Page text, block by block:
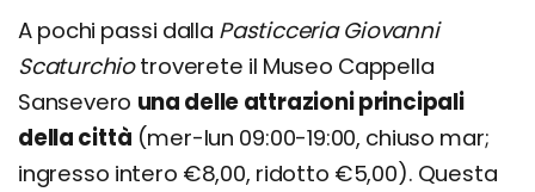
A pochi passi dalla Pasticceria Giovanni
Scaturchiotroverete il Museo Cappella
Sansevero una delle attrazioni principali
della città (mer-lun 09:00-19:00, chiuso mar;
ingresso intero €8,00, ridotto €5,00). Questa